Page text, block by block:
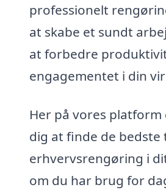
professionelt
at skabe et sundt
at forbedre
engagementet i din
Her på vores
dig at finde de bedste
erhvervsrengøring i
om du har brug for